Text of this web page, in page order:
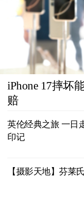
iPhone 17摔坏
赔
英伦经典之旅 一日
印记
【摄影天地】芬莱